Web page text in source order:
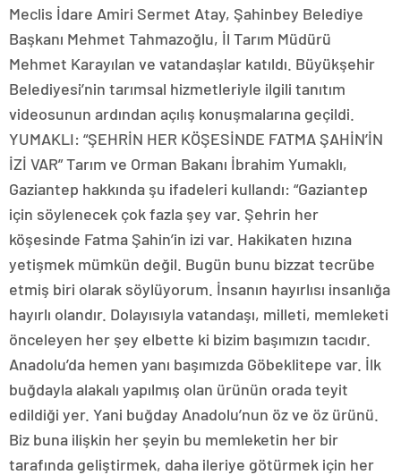
Meclis İdare Amiri Sermet Atay, Şahinbey Belediye
Başkanı Mehmet Tahmazoğlu, İl Tarım Müdürü
Mehmet Karayılan ve vatandaşlar katıldı. Büyükşehir
Belediyesi’nin tarımsal hizmetleriyle ilgili tanıtım
videosunun ardından açılış konuşmalarına geçildi.
YUMAKLI: “ŞEHRİN HER KÖŞESİNDE FATMA ŞAHİN’İN
İZİ VAR” Tarım ve Orman Bakanı İbrahim Yumaklı,
Gaziantep hakkında şu ifadeleri kullandı: “Gaziantep
için söylenecek çok fazla şey var. Şehrin her
köşesinde Fatma Şahin’in izi var. Hakikaten hızına
yetişmek mümkün değil. Bugün bunu bizzat tecrübe
etmiş biri olarak söylüyorum. İnsanın hayırlısı insanlığa
hayırlı olandır. Dolayısıyla vatandaşı, milleti, memleketi
önceleyen her şey elbette ki bizim başımızın tacıdır.
Anadolu’da hemen yanı başımızda Göbeklitepe var. İlk
buğdayla alakalı yapılmış olan ürünün orada teyit
edildiği yer. Yani buğday Anadolu’nun öz ve öz ürünü.
Biz buna ilişkin her şeyin bu memleketin her bir
tarafında geliştirmek, daha ileriye götürmek için her